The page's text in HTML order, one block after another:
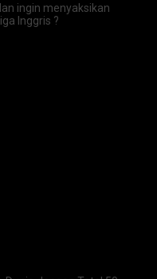
ingin menyaksikan
Inggris ?